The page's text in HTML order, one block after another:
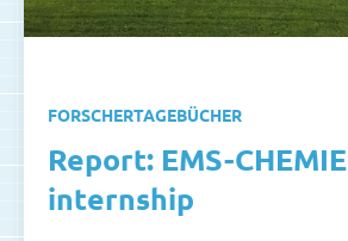
FORSCHERTAGEBÜCHER
Report: EMS-CHEMIE
internship